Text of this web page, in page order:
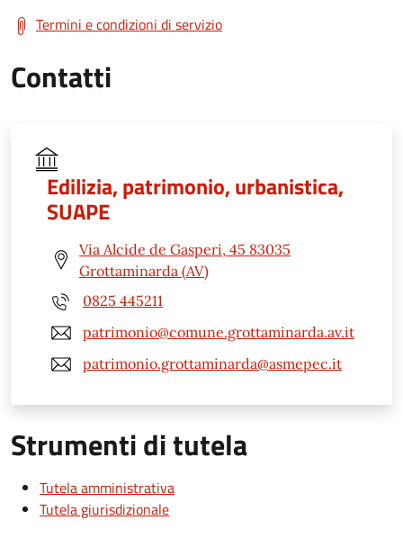
Termini e condizioni di servizio
Contatti
Edilizia, patrimonio, urbanistica,
SUAPE
Via Alcide de Gasperi, 45 83035
Grottaminarda (AV)
0825 445211
patrimonio@comune.grottaminarda.av.it
patrimonio.grottaminarda@asmepec.it
Strumenti di tutela
Tutela amministrativa
Tutela giurisdizionale